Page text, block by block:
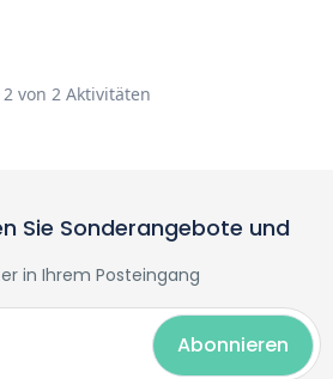
2 von 2 Aktivitäten
Sie Sonderangebote und
in Ihrem Posteingang